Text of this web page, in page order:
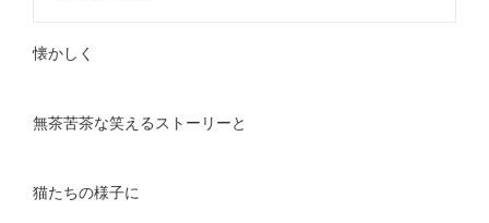
懐かしく
無茶苦茶な笑えるストーリーと
猫たちの様子に